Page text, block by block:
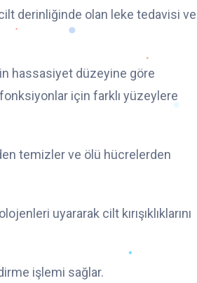
derinliğinde olan leke tedavisi ve
hassasiyet düzeyine göre
fonksiyonlar için farklı yüzeylere
temizler ve ölü hücrelerden
uyararak cilt kırışıklıklarını
işlemi sağlar.